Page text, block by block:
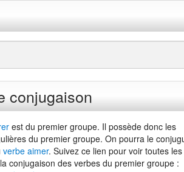
conjugaison
est du premier groupe. Il possède donc les
du premier groupe. On pourra le
verbe aimer. Suivez ce lien pour voir toutes les
conjugaison des verbes du premier groupe :